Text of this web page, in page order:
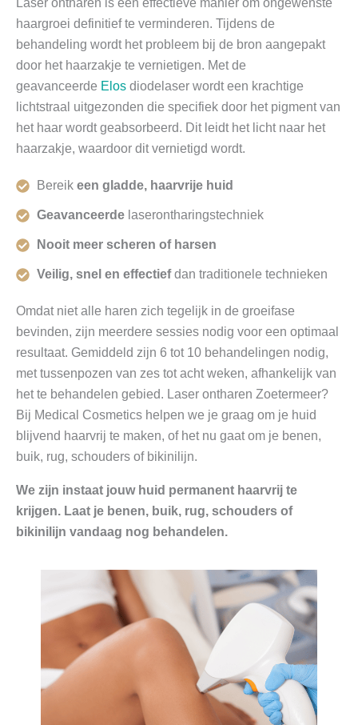
Laser ontharen is een effectieve manier om ongewenste
haargroei definitief te verminderen. Tijdens de
behandeling wordt het probleem bij de bron aangepakt
door het haarzakje te vernietigen. Met de
geavanceerde Elos diodelaser wordt een krachtige
lichtstraal uitgezonden die specifiek door het pigment van
het haar wordt geabsorbeerd. Dit leidt het licht naar het
haarzakje, waardoor dit vernietigd wordt.
Bereikeen gladde, haarvrije huid
Geavanceerde laserontharingstechniek
Nooit meer scheren of harsen
Veilig, snel en effectiefdan traditionele technieken
Omdat niet alle haren zich tegelijk in de groeifase
bevinden, zijn meerdere sessies nodig voor een optimaal
resultaat. Gemiddeld zijn 6 tot 10 behandelingen nodig,
met tussenpozen van zes tot acht weken, afhankelijk van
het te behandelen gebied. Laser ontharen Zoetermeer?
Bij Medical Cosmetics helpen we je graag om je huid
blijvend haarvrij te maken, of het nu gaat om je benen,
buik, rug, schouders of bikinilijn.
We zijn instaat jouw huid permanent haarvrij te
krijgen. Laat je benen, buik, rug, schouders of
bikinilijn vandaag nog behandelen.